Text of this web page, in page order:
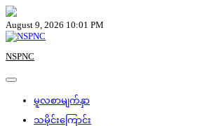
Skip
to
content
August 9, 2026 10:01 PM
NSPNC
မူလစာမျက်နှာ
သမိုင်းကြောင်း